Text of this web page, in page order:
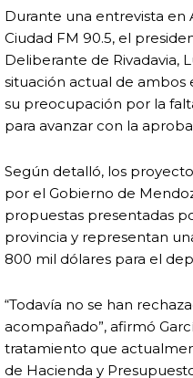
Durante una entrevista en
Ciudad FM 90.5, el
Deliberante de Rivadavia,
situación actual de ambos
su preocupación por la
para avanzar con la
Según detalló, los
por el Gobierno de
propuestas presentadas
provincia y representan
800 mil dólares para el
“Todavía no se han
acompañado”, afirmó
tratamiento que
de Hacienda y